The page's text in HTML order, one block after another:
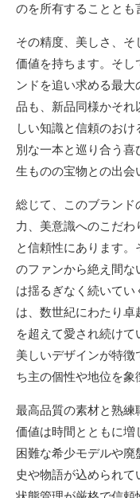
のを所有することとも
その精度、美しさ、
価値を持ちます。そし
ンドを追い求める最
品も、新品同様かそ
しい知識と信頼のお
別な一本と巡り合う
生ものの宝物との出会
総じて、このブラン
力、美意識へのこだ
と信頼性にあります。
のファンから絶え間
は揺るぎなく続いて
は、数世紀にわたり
を超えて愛され続け
美しいデザインが特
ち主の個性や地位を象
最高品質の素材と熟
価値は時間とともに
困難な希少モデルや
史や物語が込められて